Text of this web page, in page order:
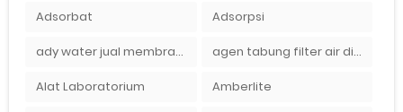
Adsorbat Adsorpsi
ady water jual membran ro 2000 gpd harganya sangat murah agen tabung filter air di bandung
Alat Laboratorium Amberlite